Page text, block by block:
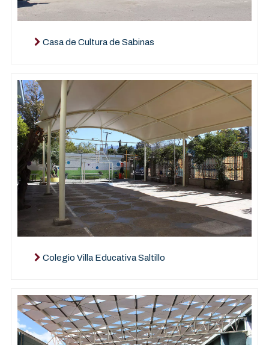
Casa de Cultura de Sabinas
Colegio Villa Educativa Saltillo